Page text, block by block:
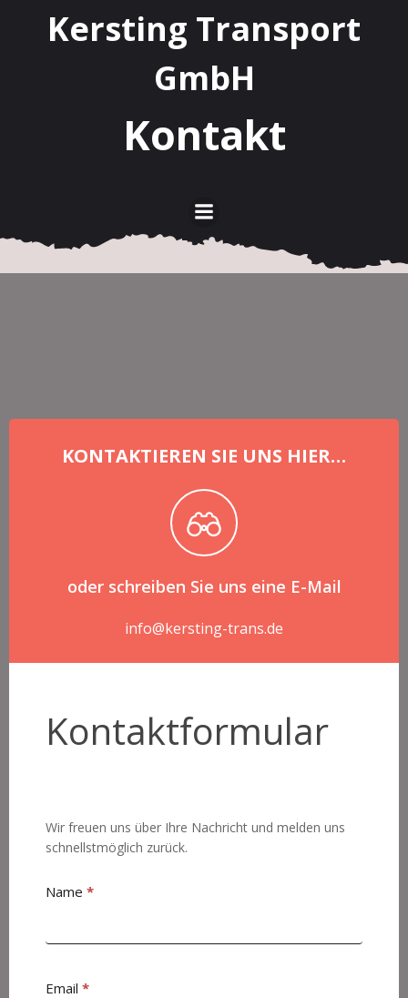
Kersting Transport
GmbH
Kontakt
KONTAKTIEREN SIE UNS HIER…
oder schreiben Sie uns eine E-Mail
info@kersting-trans.de
Kontaktformular
Wir freuen uns über Ihre Nachricht und melden uns
schnellstmöglich zurück.
Name *
Email *